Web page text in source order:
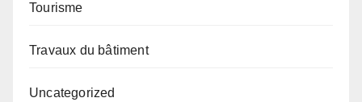
Tourisme
Travaux du bâtiment
Uncategorized